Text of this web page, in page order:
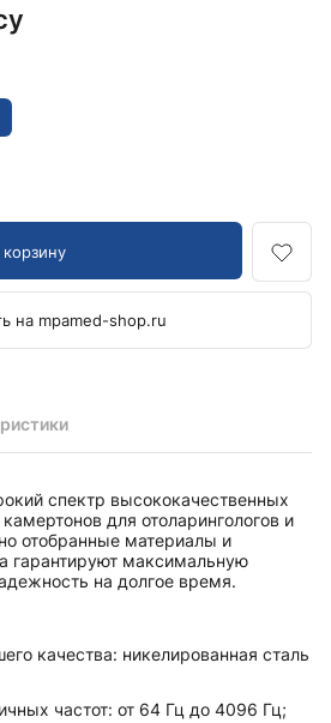
спектр высококачественных
для отоларингологов и
отобранные материалы и
гарантируют максимальную
на долгое время.
качества: никелированная сталь
частот: от 64 Гц до 4096 Гц;
корзину
на mpamed-shop.ru